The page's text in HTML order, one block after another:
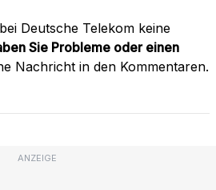
Deutsche Telekom keine
Sie Probleme oder einen
Nachricht in den Kommentaren.
ANZEIGE